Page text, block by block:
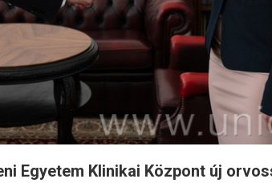
Egyetem Klinikai Központ új